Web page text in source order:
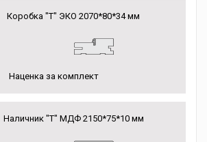
Коробка "Т" ЭКО 2070*80*34 мм
Наценка за комплект
Наличник "Т" МДФ 2150*75*10 мм